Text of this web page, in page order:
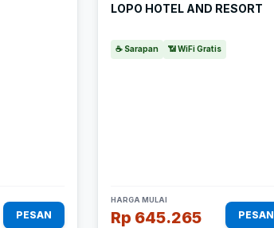
PESAN
LOPO HOTEL AND RESORT
☕ Sarapan 📶 WiFi Gratis
HARGA MULAI
Rp 645.265 PESAN